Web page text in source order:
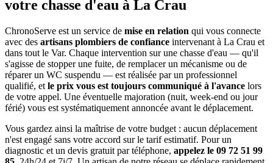
votre chasse d'eau à La Crau
ChronoServe est un service de mise en relation qui vous connecte
avec des artisans plombiers de confiance intervenant à La Crau et
dans tout le Var. Chaque intervention sur une chasse d'eau — qu'il
s'agisse de stopper une fuite, de remplacer un mécanisme ou de
réparer un WC suspendu — est réalisée par un professionnel
qualifié, et le prix vous est toujours communiqué à l'avance lors
de votre appel. Une éventuelle majoration (nuit, week-end ou jour
férié) vous est systématiquement annoncée avant le déplacement.
Vous gardez ainsi la maîtrise de votre budget : aucun déplacement
n'est engagé sans votre accord sur le tarif estimatif. Pour un
diagnostic et un devis gratuit par téléphone, appelez le 09 72 51 99